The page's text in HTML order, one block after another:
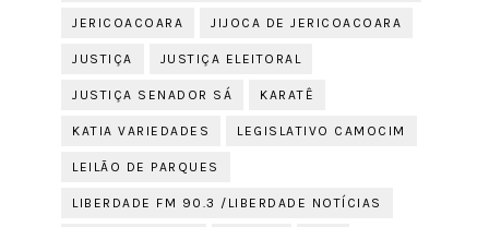
JERICOACOARA JIJOCA DE JERICOACOARA
JUSTIÇA JUSTIÇA ELEITORAL
JUSTIÇA SENADOR SÁ KARATÊ
KATIA VARIEDADES LEGISLATIVO CAMOCIM
LEILÃO DE PARQUES
LIBERDADE FM 90.3 /LIBERDADE NOTÍCIAS